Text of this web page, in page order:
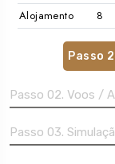
Alojamento
Passo
Passo 02. Voos /
Passo 03.